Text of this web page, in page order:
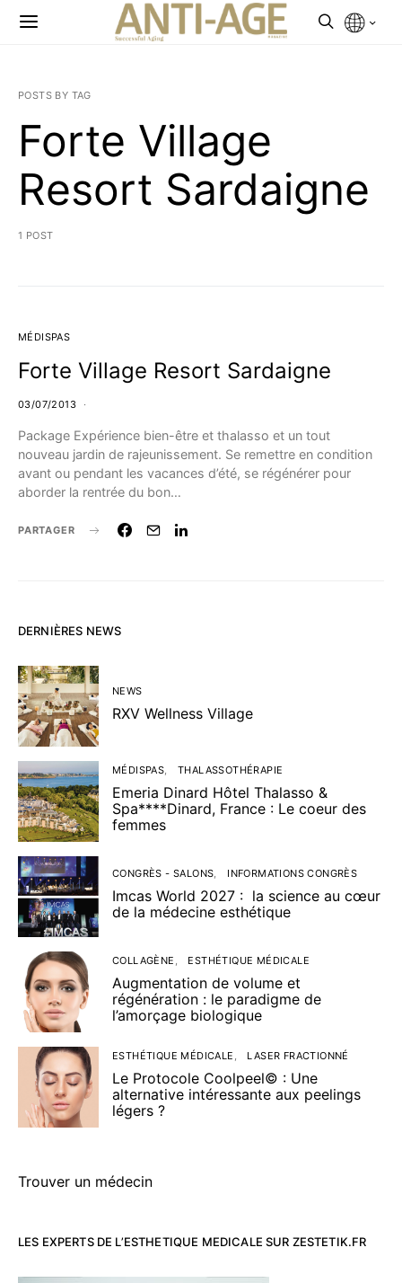
POSTS BY TAG
Forte Village
Resort Sardaigne
1 POST
MÉDISPAS
Forte Village Resort Sardaigne
03/07/2013
Package Expérience bien-être et thalasso et un tout
nouveau jardin de rajeunissement. Se remettre en condition
avant ou pendant les vacances d’été, se régénérer pour
aborder la rentrée du bon…
PARTAGER
DERNIÈRES NEWS
NEWS
RXV Wellness Village
MÉDISPAS THALASSOTHÉRAPIE
Emeria Dinard Hôtel Thalasso &
Spa****Dinard, France : Le coeur des
femmes
CONGRÈS - SALONS INFORMATIONS CONGRÈS
Imcas World 2027 : la science au cœur
de la médecine esthétique
COLLAGÈNE ESTHÉTIQUE MÉDICALE
Augmentation de volume et
régénération : le paradigme de
l’amorçage biologique
ESTHÉTIQUE MÉDICALE LASER FRACTIONNÉ
Le Protocole Coolpeel© : Une
alternative intéressante aux peelings
légers ?
Trouver un médecin
LES EXPERTS DE L’ESTHETIQUE MEDICALE SUR ZESTETIK.FR